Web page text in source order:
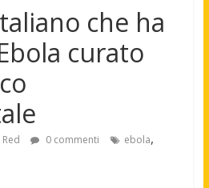
che ha
curato
Red 0 commenti ebola,